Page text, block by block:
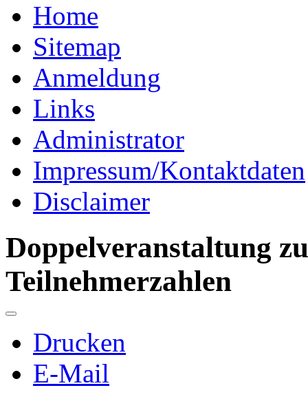
Home
Sitemap
Anmeldung
Links
Administrator
Impressum/Kontaktdaten
Disclaimer
Doppelveranstaltung
Teilnehmerzahlen
Drucken
E-Mail